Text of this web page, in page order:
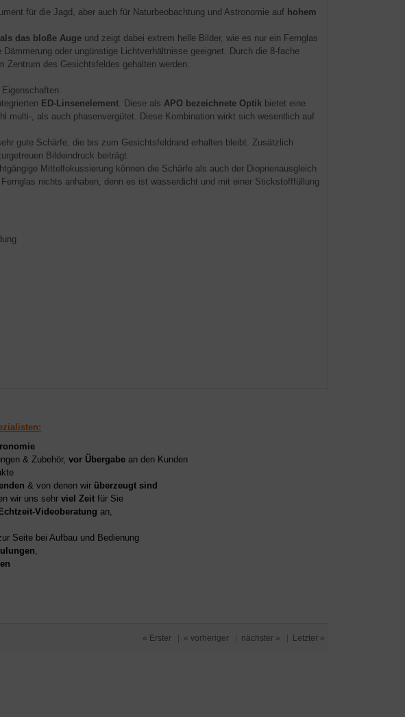
für die Jagd, aber auch für Naturbeobachtung und Astronomie auf hohem
das bloße Auge und zeigt dabei extrem helle Bilder, wie es nur ein Fernglas
oder ungünstige Lichtverhältnisse geeignet. Durch die 8-fache
Zentrum des Gesichtsfeldes gehalten werden.
ED-Linsenelement . Diese als APO bezeichnete Optik bietet eine
multi-, als auch phasenvergütet. Diese Kombination wirkt sich wesentlich auf
gute Schärfe, die bis zum Gesichtsfeldrand erhalten bleibt. Zusätzlich
Bildeindruck beiträgt.
Mittelfokussierung können die Schärfe als auch der Dioprienausgleich
nichts anhaben, denn es ist wasserdicht und mit einer Stickstofffüllung
& Zubehör, vor Übergabe an den Kunden
& von denen wir überzeugt sind
wir uns sehr viel Zeit für Sie
Videoberatung an,
Seite bei Aufbau und Bedienung
« Erster | « vorheriger | nächster » | Letzter »